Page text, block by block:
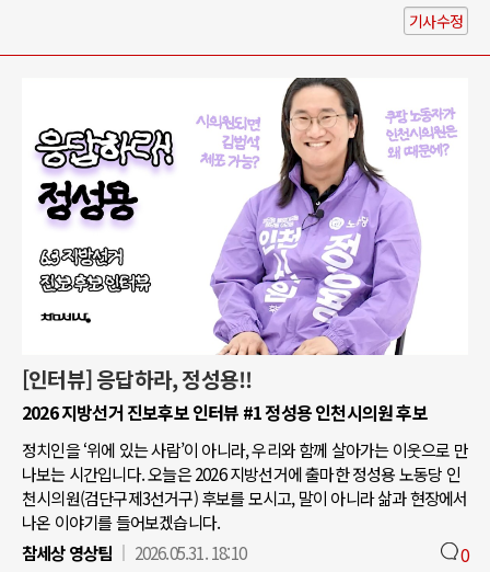
기사수정
[인터뷰] 응답하라, 정성용!!
2026 지방선거 진보후보 인터뷰 #1 정성용 인천시의원 후보
정치인을 ‘위에 있는 사람’이 아니라, 우리와 함께 살아가는 이웃으로 만
나보는 시간입니다. 오늘은 2026 지방선거에 출마한 정성용 노동당 인
천시의원(검단구제3선거구) 후보를 모시고, 말이 아니라 삶과 현장에서
나온 이야기를 들어보겠습니다.
참세상 영상팀
2026.05.31. 18:10 0